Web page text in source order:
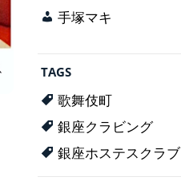
手塚マキ
TAGS
歌舞伎町
銀座クラビング
銀座ホステスクラブ